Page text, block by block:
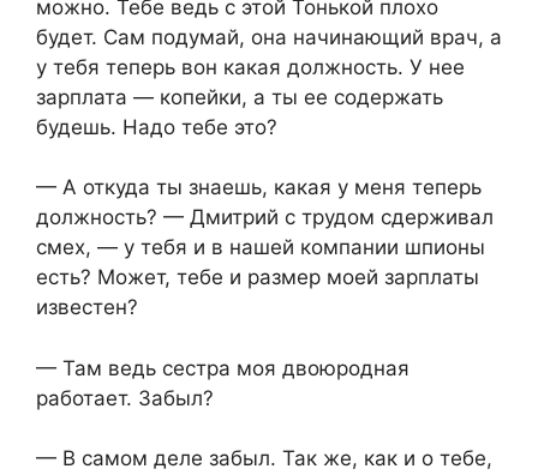
можно. Тебе ведь с этой Тонькой плохо
будет. Сам подумай, она начинающий врач, а
у тебя теперь вон какая должность. У нее
зарплата — копейки, а ты ее содержать
будешь. Надо тебе это?
— А откуда ты знаешь, какая у меня теперь
должность? — Дмитрий с трудом сдерживал
смех, — у тебя и в нашей компании шпионы
есть? Может, тебе и размер моей зарплаты
известен?
— Там ведь сестра моя двоюродная
работает. Забыл?
— В самом деле забыл. Так же, как и о тебе,